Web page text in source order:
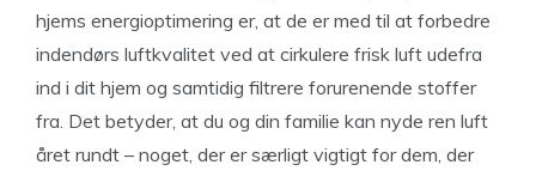
hjems energioptimering er, at de er med til at forbedre
indendørs luftkvalitet ved at cirkulere frisk luft udefra
ind i dit hjem og samtidig filtrere forurenende stoffer
fra. Det betyder, at du og din familie kan nyde ren luft
året rundt – noget, der er særligt vigtigt for dem, der